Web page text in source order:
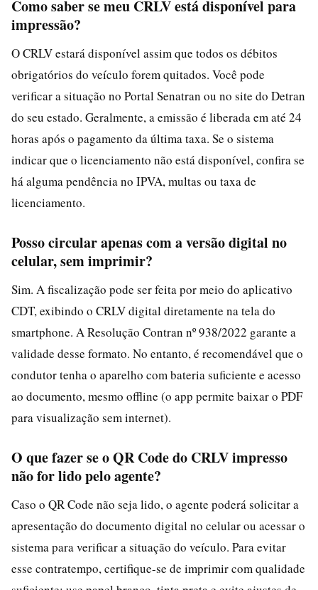
Como saber se meu CRLV está disponível para
impressão?
O CRLV estará disponível assim que todos os débitos
obrigatórios do veículo forem quitados. Você pode
verificar a situação no Portal Senatran ou no site do Detran
do seu estado. Geralmente, a emissão é liberada em até 24
horas após o pagamento da última taxa. Se o sistema
indicar que o licenciamento não está disponível, confira se
há alguma pendência no IPVA, multas ou taxa de
licenciamento.
Posso circular apenas com a versão digital no
celular, sem imprimir?
Sim. A fiscalização pode ser feita por meio do aplicativo
CDT, exibindo o CRLV digital diretamente na tela do
smartphone. A Resolução Contran nº 938/2022 garante a
validade desse formato. No entanto, é recomendável que o
condutor tenha o aparelho com bateria suficiente e acesso
ao documento, mesmo offline (o app permite baixar o PDF
para visualização sem internet).
O que fazer se o QR Code do CRLV impresso
não for lido pelo agente?
Caso o QR Code não seja lido, o agente poderá solicitar a
apresentação do documento digital no celular ou acessar o
sistema para verificar a situação do veículo. Para evitar
esse contratempo, certifique-se de imprimir com qualidade